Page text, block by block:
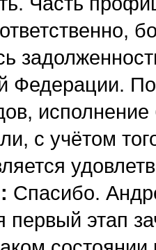
Федерации.
с учётом
Спасибо.
первый этап